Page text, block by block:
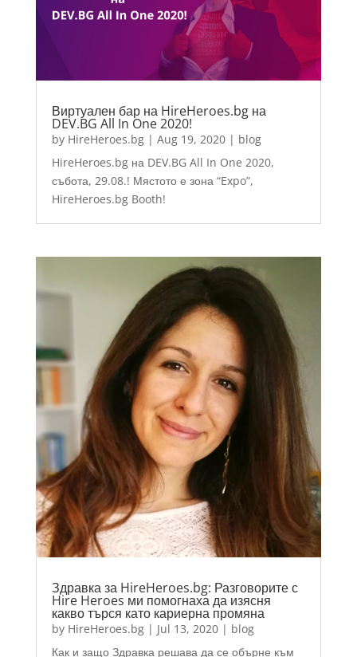
Виртуален бар на HireHeroes.bg на
DEV.BG All In One 2020!
by HireHeroes.bg| Aug 19, 2020| blog
HireHeroes.bg на DEV.BG All In One 2020,
събота, 29.08.! Мястото е зона “Expo”,
HireHeroes.bg Booth!
Здравка за HireHeroes.bg: Разговорите с
Hire Heroes ми помогнаха да изясня
какво търся като кариерна промяна
by HireHeroes.bg| Jul 13, 2020| blog
Как и защо Здравка решава да се обърне към